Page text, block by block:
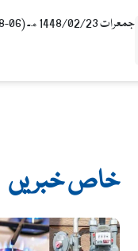
جمعرات 1448/02/23هـ (06-08-2026م)
خاص خبریں